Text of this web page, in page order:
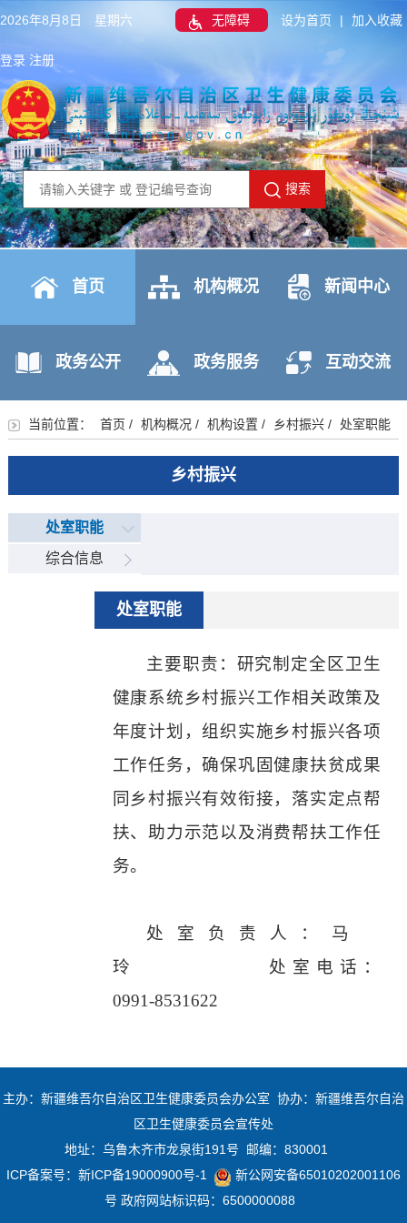
2026年8月8日 星期六 无障碍 设为首页 | 加入收藏
登录 注册
搜索
首页 机构概况 新闻中心
政务公开 政务服务 互动交流
当前位置： 首页 / 机构概况 / 机构设置 / 乡村振兴/ 处室职能
乡村振兴
处室职能
综合信息
处室职能
主要职责： 研究制定全区卫生
健康系统乡村振兴工作相关政策及
年度计划，组织实施乡村振兴各项
工作任务，确保巩固健康扶贫成果
同乡村振兴有效衔接，落实定点帮
扶、助力示范以及消费帮扶工作任
务。
处室负责人：马
玲
处室电话：
0991-8531622
主办：新疆维吾尔自治区卫生健康委员会办公室 协办：新疆维吾尔自治
区卫生健康委员会宣传处
地址：乌鲁木齐市龙泉街191号 邮编：830001
ICP备案号： 新ICP备19000900号-1
新公网安备65010202001106
号 政府网站标识码：6500000088